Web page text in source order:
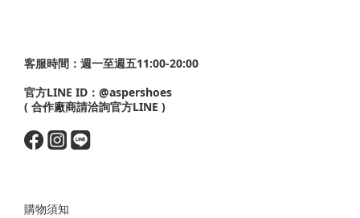
客服時間：週一至週五11:00-20:00
官方LINE ID： @aspershoes
( 合作廠商請洽詢官方LINE )
購物須知